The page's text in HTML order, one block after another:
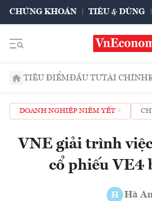
CHỨNG KHOÁN TIÊU & DÙNG
TIÊU ĐIỂMĐẦU TƯTÀI CHÍNH
DOANH NGHIỆP NIÊM YẾT
VNE giải trình
cổ phiếu VE4
H Hà